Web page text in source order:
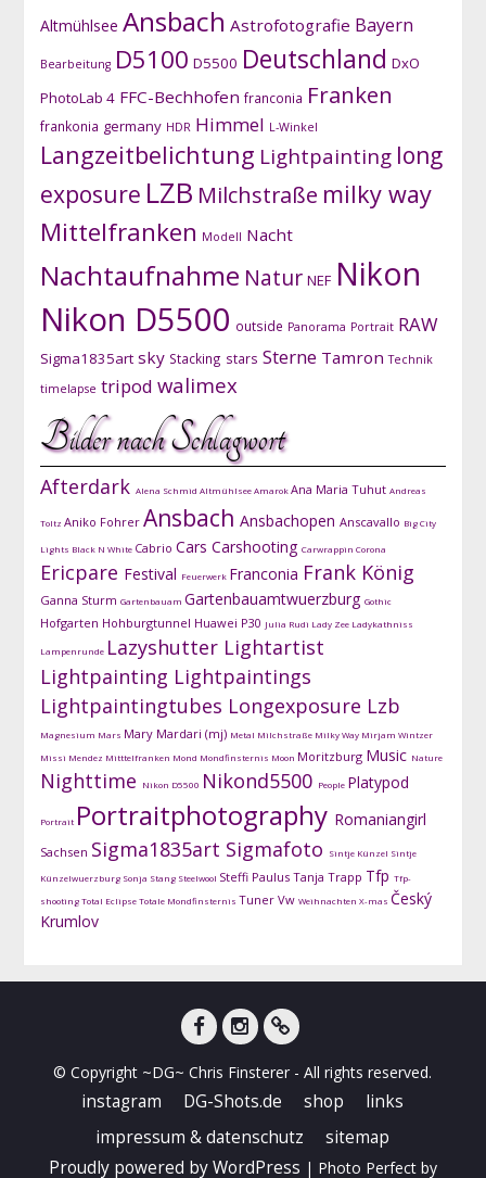
Altmühlsee Ansbach Astrofotografie Bayern
Bearbeitung D5100 D5500 Deutschland DxO
PhotoLab 4 FFC-Bechhofen franconia Franken
frankonia germany HDR Himmel L-Winkel
Langzeitbelichtung Lightpainting long
exposure LZB Milchstraße milky way
Mittelfranken Modell Nacht
Nachtaufnahme Natur NEF Nikon
Nikon D5500 outside Panorama Portrait RAW
Sigma1835art sky Stacking stars Sterne Tamron Technik
timelapse tripod walimex
Bilder nach Schlagwort
Afterdark Alena Schmid AltmühlseeAmarokAna Maria Tuhut Andreas
Toltz Aniko Fohrer Ansbach Ansbachopen Anscavallo Big City
Lights Black N White Cabrio Cars Carshooting Carwrappin Corona
Ericpare Festival Feuerwerk Franconia Frank König
Ganna Sturm Gartenbauam Gartenbauamtwuerzburg Gothic
Hofgarten Hohburgtunnel Huawei P30 Julia Rudi Lady Zee Ladykathniss
Lampenrunde Lazyshutter Lightartist
Lightpainting Lightpaintings
Lightpaintingtubes Longexposure Lzb
Magnesium Mars Mary Mardari (mj) Metal Milchstraße Milky Way Mirjam Wintzer
Missi Mendez Mitttelfranken Mond Mondfinsternis Moon Moritzburg Music Nature
Nighttime Nikon D5500 Nikond5500 People Platypod
Portrait Portraitphotography Romaniangirl
Sachsen Sigma1835art Sigmafoto Sintje Künzel Sintje
Künzelwuerzburg Sonja Stang Steelwool Steffi Paulus Tanja Trapp Tfp Tfp-
shootingTotal EclipseTotale Mondfinsternis Tuner Vw Weihnachten X-mas Český
Krumlov
© Copyright ~DG~ Chris Finsterer - All rights reserved.
instagram DG-Shots.de shop
links
impressum & datenschutz
sitemap
Proudly powered by WordPress | Photo Perfect by